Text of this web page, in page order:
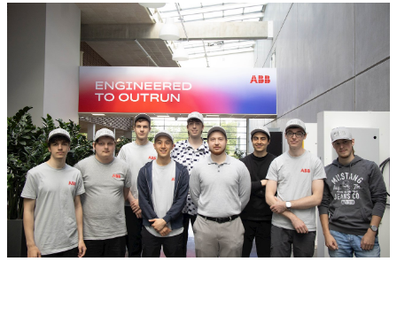
See more products
Shopping list preview